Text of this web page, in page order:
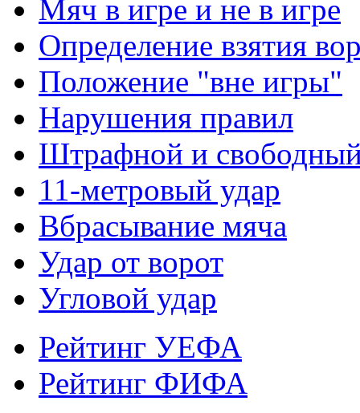
Мяч в игре и не в игре
Определение взятия
Положение "вне игры"
Нарушения правил
Штрафной и
11-метровый удар
Вбрасывание мяча
Удар от ворот
Угловой удар
Рейтинг УЕФА
Рейтинг ФИФА